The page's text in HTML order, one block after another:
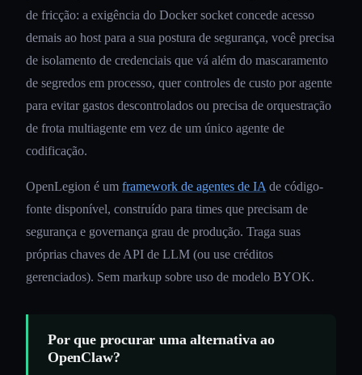
de fricção: a exigência do Docker socket concede acesso
demais ao host para a sua postura de segurança, você precisa
de isolamento de credenciais que vá além do mascaramento
de segredos em processo, quer controles de custo por agente
para evitar gastos descontrolados ou precisa de orquestração
de frota multiagente em vez de um único agente de
codificação.
OpenLegion é um framework de agentes de IA de código-
fonte disponível, construído para times que precisam de
segurança e governança grau de produção. Traga suas
próprias chaves de API de LLM (ou use créditos
gerenciados). Sem markup sobre uso de modelo BYOK.
Por que procurar uma alternativa ao
OpenClaw?